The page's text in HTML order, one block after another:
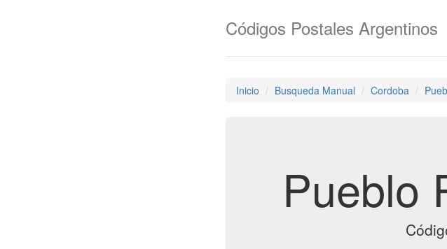
Códigos Postales Argentinos
Inicio Busqueda Manual Cordoba
Pueblo